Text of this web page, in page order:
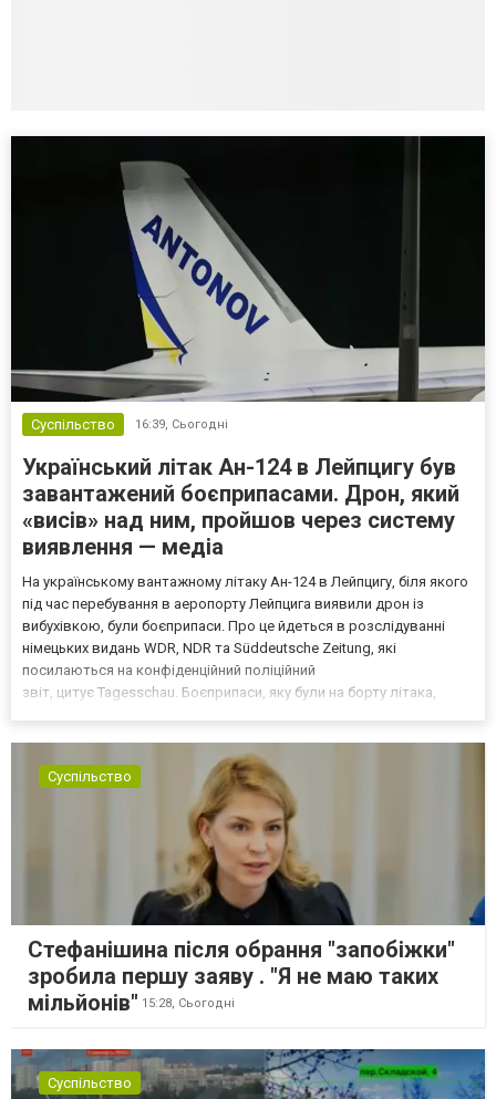
Суспільство 16:39, Сьогодні
Український літак Ан-124 в Лейпцигу був
завантажений боєприпасами. Дрон, який
«висів» над ним, пройшов через систему
виявлення — медіа
На українському вантажному літаку Ан-124 в Лейпцигу, біля якого
під час перебування в аеропорту Лейпцига виявили дрон із
вибухівкою, були боєприпаси. Про це йдеться в розслідуванні
німецьких видань WDR, NDR та Süddeutsche Zeitung, які
посилаються на конфіденційний поліційний
звіт, цитує Tagesschau. Боєприпаси, яку були на борту літака,
Суспільство
Стефанішина після обрання "запобіжки"
зробила першу заяву . "Я не маю таких
мільйонів" 15:28, Сьогодні
Суспільство